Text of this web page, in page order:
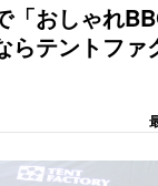
「おしゃれ
らテントファ